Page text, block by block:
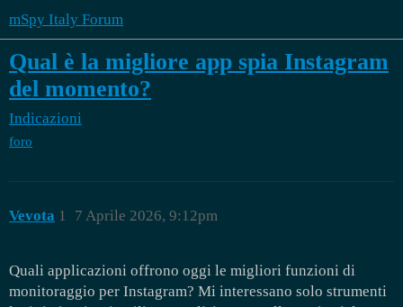
mSpy Italy Forum
Qual è la migliore app spia Instagram
del momento?
Indicazioni
foro
Vevota 7 Aprile 2026, 9:12pm
1
Quali applicazioni offrono oggi le migliori funzioni di
monitoraggio per Instagram? Mi interessano solo strumenti